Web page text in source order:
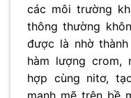
các môi trường
thông thường
được là nhờ
hàm lượng crom,
hợp cùng nitơ,